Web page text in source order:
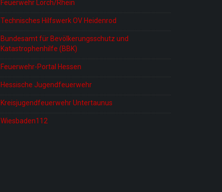
Feuerwehr Lorch/Rhein
Technisches Hilfswerk OV Heidenrod
Bundesamt für Bevölkerungsschutz und
Katastrophenhilfe (BBK)
Feuerwehr-Portal Hessen
Hessische Jugendfeuerwehr
Kreisjugendfeuerwehr Untertaunus
Wiesbaden112